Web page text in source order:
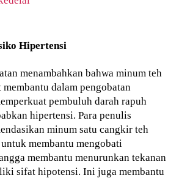
Hipertensi
menambahkan bahwa minum teh
membantu dalam pengobatan
pembuluh darah rapuh
hipertensi. Para penulis
minum satu cangkir teh
membantu mengobati
membantu menurunkan tekanan
sifat hipotensi. Ini juga membantu